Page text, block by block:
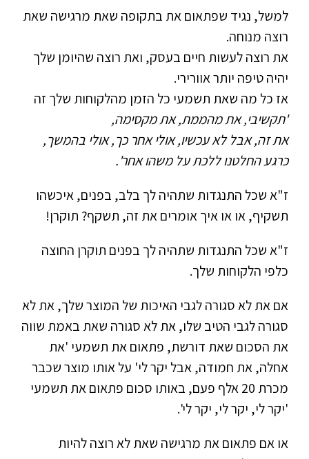
למשל, נגיד שפתאום את בתקופה שאת מרגישה שאת
רוצה מנוחה.
את רוצה לעשות חיים בעסק, ואת רוצה שהיומן שלך
יהיה טיפה יותר אוורירי.
אז כל מה שאת תשמעי כל הזמן מהלקוחות שלך זה
'תקשיבי, את מהממת, את מקסימה,
את זה, אבל לא עכשיו, אולי אחר כך, אולי בהמשך,
כרגע החלטנו ללכת על משהו אחר'.
ז"א שכל התנגדות שתהיה לך בלב, בפנים, איכשהו
תשקיף, או או איך אומרים את זה, תשקף? תוקרן!
ז"א שכל התנגדות שתהיה לך בפנים תוקרן החוצה
כלפי הלקוחות שלך.
אם את לא סגורה לגבי האיכות של המוצר שלך, את לא
סגורה לגבי הטיב שלו, את לא סגורה שאת באמת שווה
את הסכום שאת דורשת, פתאום את תשמעי 'את
אחלה, את חמודה, אבל יקר לי' על אותו מוצר שכבר
מכרת 20 אלף פעם, באותו סכום פתאום את תשמעי
'יקר לי, יקר לי, יקר לי'.
או אם פתאום את מרגישה שאת לא רוצה להיות